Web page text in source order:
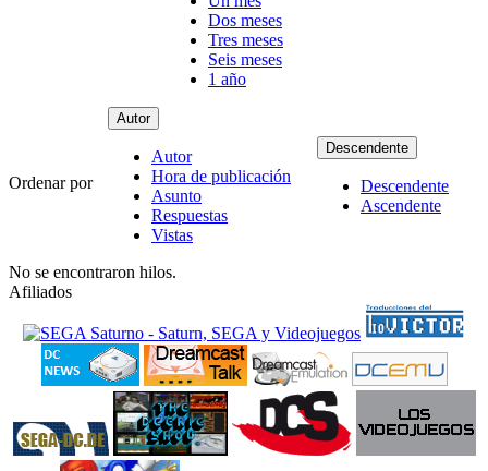
Dos meses
Tres meses
Seis meses
1 año
Ordenar por
Autor
Autor
Hora de publicación
Asunto
Respuestas
Vistas
Descendente
Descendente
Ascendente
No se encontraron hilos.
Afiliados